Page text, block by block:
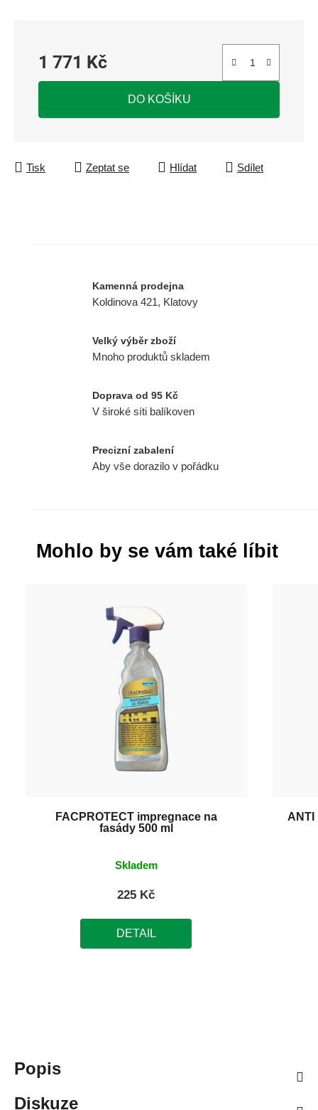
1 771 Kč
Měrná cena:
DO KOŠÍKU
Tisk Zeptat se Hlídat Sdílet
Kamenná prodejna
Koldinova 421, Klatovy
Velký výběr zboží
Mnoho produktů skladem
Doprava od 95 Kč
V široké síti balíkoven
Precizní zabalení
Aby vše dorazilo v pořádku
Mohlo by se vám také líbit
FACPROTECT impregnace na
fasády 500 ml
Skladem
225 Kč
DETAIL
ANTI
Popis
Diskuze